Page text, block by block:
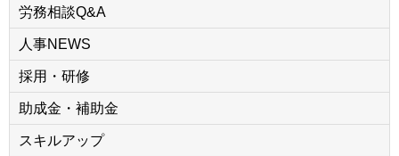
労務相談Q&A
人事NEWS
採用・研修
助成金・補助金
スキルアップ